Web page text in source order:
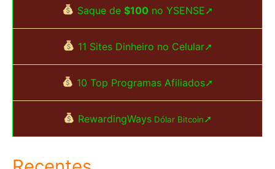
Saque de $100no YSENSE➚
11 Sites Dinheiro no Celular➚
10 Top Programas Afiliados➚
RewardingWays Dólar Bitcoin➚